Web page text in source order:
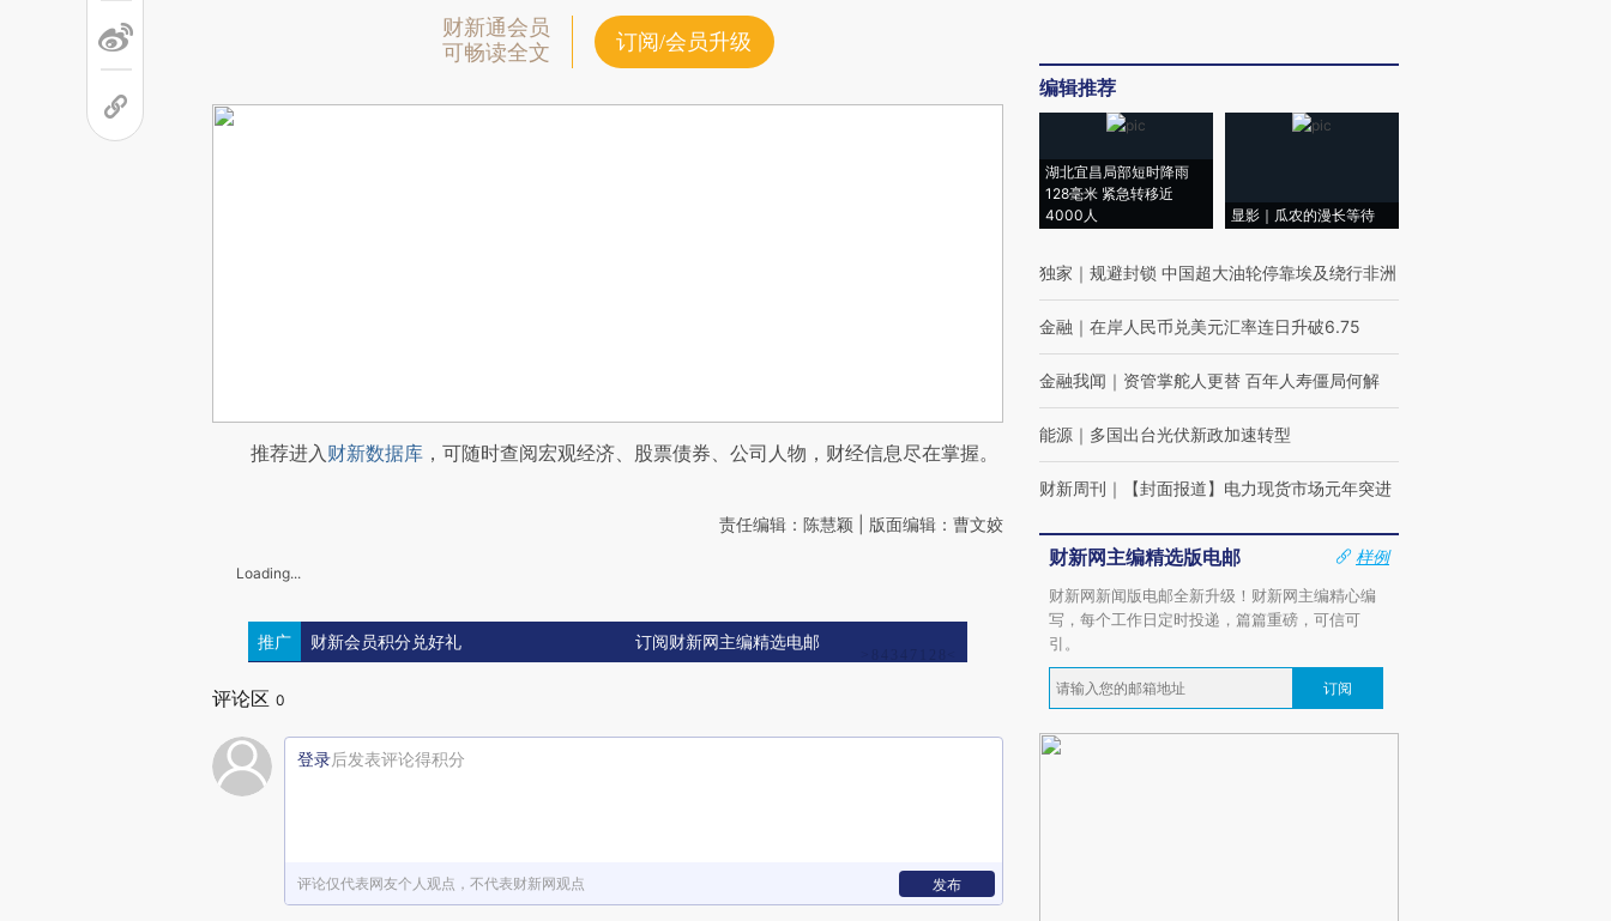
财新通会员
可畅读全文
订阅/会员升级
推荐进入财新数据库 ，可随时查阅宏观经济、股票债券、公司人物，财经信息尽在掌握。
责任编辑：陈慧颖 | 版面编辑：曹文姣
Loading...
推广 财新会员积分兑好礼 订阅财新网主编精选电邮
评论区 0
登录后发表评论得积分
评论仅代表网友个人观点，不代表财新网观点 发布
编辑推荐
湖北宜昌局部短时降雨
128毫米 紧急转移近
4000人
显影｜瓜农的漫长等待
独家 ｜ 规避封锁 中国超大油轮停靠埃及绕行非洲
金融 ｜ 在岸人民币兑美元汇率连日升破6.75
金融我闻 ｜ 资管掌舵人更替 百年人寿僵局何解
能源 ｜ 多国出台光伏新政加速转型
财新周刊 ｜ 【封面报道】电力现货市场元年突进
财新网主编精选版电邮
样例
财新网新闻版电邮全新升级！财新网主编精心编
写，每个工作日定时投递，篇篇重磅，可信可
引。
订阅